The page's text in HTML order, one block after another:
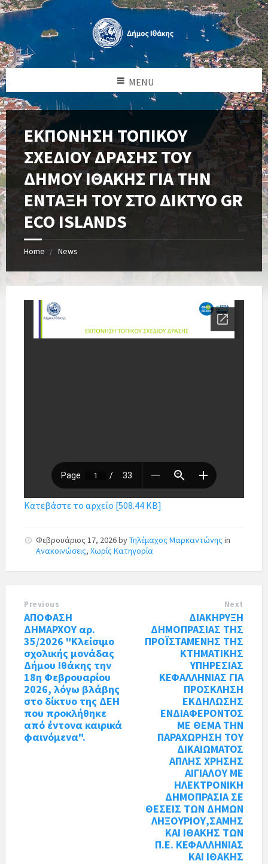
MENU
ΕΚΠΟΝΗΣΗ ΤΟΠΙΚΟΥ
ΣΧΕΔΙΟΥ ΔΡΑΣΗΣ ΤΟΥ
ΔΗΜΟΥ ΙΘΑΚΗΣ ΓΙΑ ΤΗΝ
ΕΝΤΑΞΗ ΤΟΥ ΣΤΟ ΔΙΚΤΥΟ GR
ECO ISLANDS
Home News
Κατεβάστε το αρχείο [508.44 KB]
Φεβρουάριος 17, 2026byΤηλέμαχος Μαρκαντώνης in
Ανακοινώσεις, Χωρίς Κατηγορία
Previous
ΑΠΟΦΑΣΗ
ΔΗΜΑΡΧΟΥ αρ.
35/2026 "Κλείσιμο
σχολικής μονάδας
Δήμου Ιθάκης την
18η Φεβρουαρίου
2026, λόγω βλάβης
στο δίκτυο της ΔΕΗ
που προκλήθηκε
από έντονα καιρικά
φαινόμενα".
Next
ΔΙΑΚΗΡΥΞΗ
ΔΗΜΟΠΡΑΣΙΑΣ ΤΗΣ
ΠΡΟΪΣΤΑΜΕΝΗΣ ΤΗΣ
ΚΤΗΜΑΤΙΚΗΣ
ΥΠΗΡΕΣΙΑΣ
ΚΕΦΑΛΛΗΝΙΑΣ ΓΙΑ
ΠΡΟΣΚΛΗΣΗ
ΕΚΔΗΛΩΣΗΣ
ΕΝΔΙΑΦΕΡΟΝΤΟΣ
ΜΕ ΘΕΜΑ ΤΗΝ
ΠΑΡΑΧΩΡΗΣΗ ΤΟΥ
ΔΙΚΑΙΩΜΑΤΟΣ
ΑΠΛΗΣ ΧΡΗΣΗΣ
ΑΙΓΙΑΛΟΥ ΜΕ
ΗΛΕΚΤΡΟΝΙΚΗ
ΔΗΜΟΠΡΑΣΙΑ ΣΕ
ΘΕΣΕΙΣ ΤΩΝ ΔΗΜΩΝ
ΛΗΞΟΥΡΙΟΥ,ΣΑΜΗΣ
ΚΑΙ ΙΘΑΚΗΣ ΤΩΝ
Π.Ε. ΚΕΦΑΛΛΗΝΙΑΣ
ΚΑΙ ΙΘΑΚΗΣ